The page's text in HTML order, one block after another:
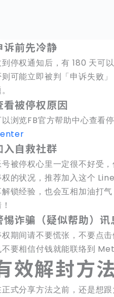
诉前先冷静
停权通知后，有 180 天可
可能立即被判「申诉失败
看被停权原因
以浏览FB官方帮助中心查看
入自救社群
被停权心里一定很不好受
的状况，推荐加入这个
锁经验，也会互相加油打
惕诈骗（疑似帮助）讯
期间请不要慌张，不要点
要相信付钱就能联络到
效解封方
式分享方法之前，还是想